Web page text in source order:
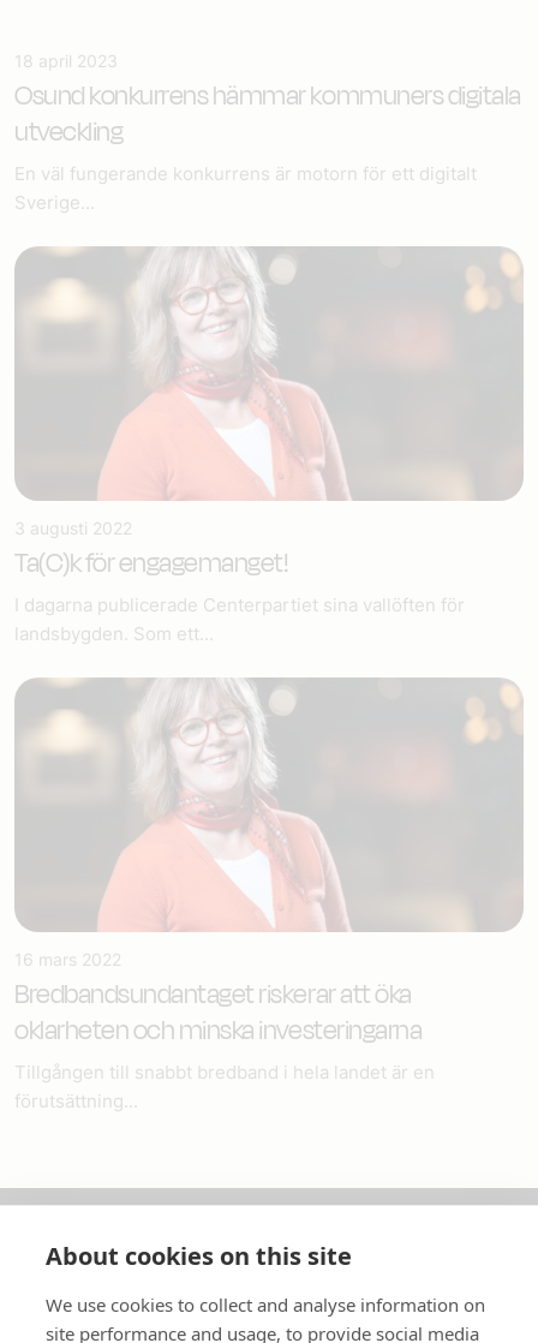
18 april 2023
Osund konkurrens hämmar kommuners digitala
utveckling
En väl fungerande konkurrens är motorn för ett digitalt
Sverige...
3 augusti 2022
Ta(C)k för engagemanget!
I dagarna publicerade Centerpartiet sina vallöften för
landsbygden. Som ett...
16 mars 2022
Bredbandsundantaget riskerar att öka
oklarheten och minska investeringarna
Tillgången till snabbt bredband i hela landet är en
förutsättning...
In English
About cookies on this site
We use cookies to collect and analyse information on
site performance and usage, to provide social media